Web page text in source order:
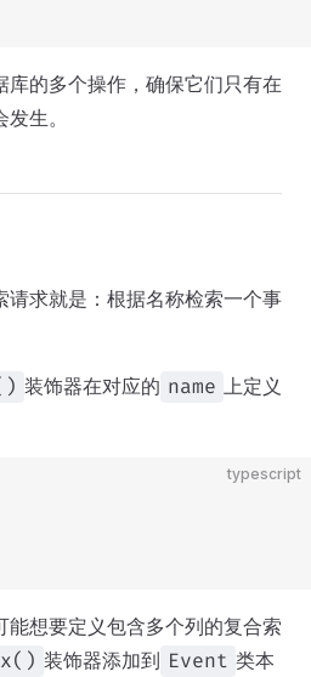
库的多个操作，确保它们只有在
生。
请求就是：根据名称检索一个事
装饰器在对应的 name
上定义
typescript
能想要定义包含多个列的复合索
装饰器添加到 Event 类本